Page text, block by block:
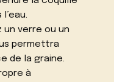
un verre ou un
permettra
de la graine.
à